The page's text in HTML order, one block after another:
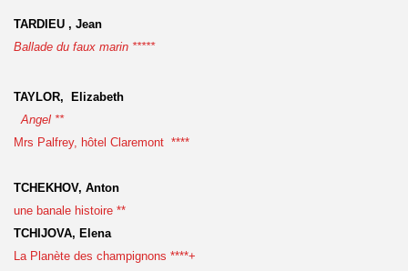
TARDIEU , Jean
Ballade du faux marin *****
TAYLOR, Elizabeth
Angel **
Mrs Palfrey, hôtel Claremont ****
TCHEKHOV, Anton
une banale histoire **
TCHIJOVA, Elena
La Planète des champignons ****+